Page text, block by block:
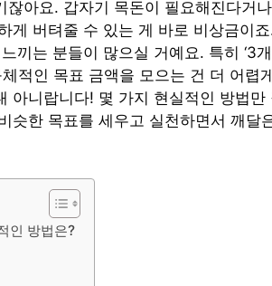
아요. 갑자기 목돈이 필요해진다거
게 버텨줄 수 있는 게 바로 비상금이
느끼는 분들이 많으실 거예요. 특히 ‘3
적인 목표 금액을 모으는 건 더 어렵
아니랍니다! 몇 가지 현실적인 방법만
슷한 목표를 세우고 실천하면서 깨달
인 방법은?